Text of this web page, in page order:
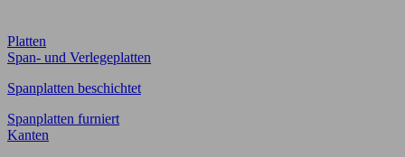
Platten
Span- und Verlegeplatten
Spanplatten beschichtet
Spanplatten furniert
Kanten